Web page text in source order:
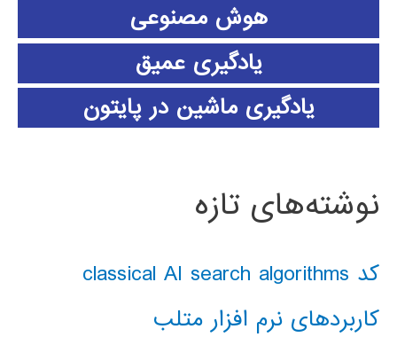
هوش مصنوعی
یادگیری عمیق
یادگیری ماشین در پایتون
نوشته‌های تازه
کد classical AI search algorithms
کاربردهای نرم افزار متلب